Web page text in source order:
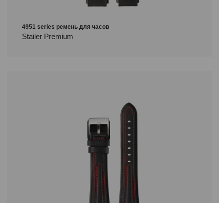
4951 series ремень для часов
Stailer Premium